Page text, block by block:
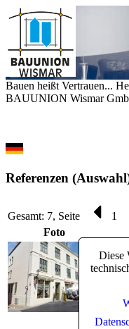
Diese
Bauen heißt Vertrauen...
BAUUNION Wismar
Referenzen
Gesamt: 7, Seite 1
Foto